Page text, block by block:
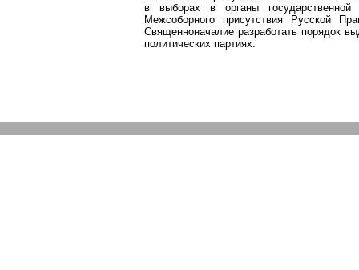
в выборах в органы
Межсоборного присутствия Русской
Священноначалие разработать порядок
политических партиях.